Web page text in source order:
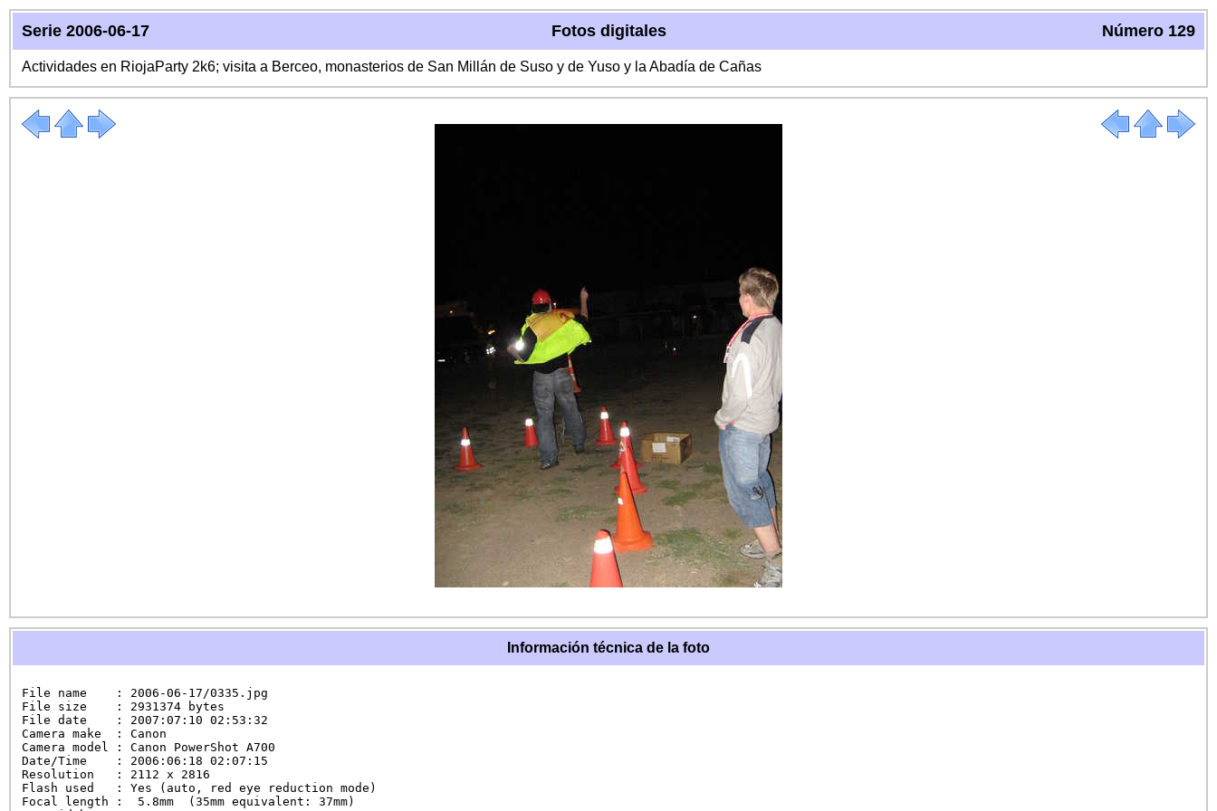
Serie 2006-06-17 Número 129
Fotos digitales
Actividades en RiojaParty 2k6; visita a Berceo, monasterios de San Millán de Suso y de Yuso y la Abadía de Cañas
Información técnica de la foto
File name    : 2006-06-17/0335.jpg
File size    : 2931374 bytes
File date    : 2007:07:10 02:53:32
Camera make  : Canon
Camera model : Canon PowerShot A700
Date/Time    : 2006:06:18 02:07:15
Resolution   : 2112 x 2816
Flash used   : Yes (auto, red eye reduction mode)
Focal length :  5.8mm  (35mm equivalent: 37mm)